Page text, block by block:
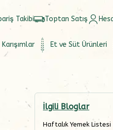
Takibi Toptan Satış
Karışımlar Et ve Süt Ürünleri
İlgili Bloglar
Haftalık Yemek